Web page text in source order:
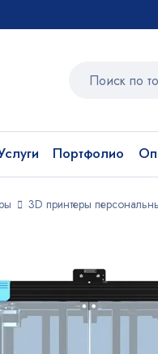
Портфолио
3D принтеры